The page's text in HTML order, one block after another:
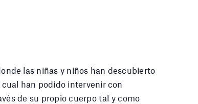
las niñas y niños han descubierto
han podido intervenir con
de su propio cuerpo tal y como